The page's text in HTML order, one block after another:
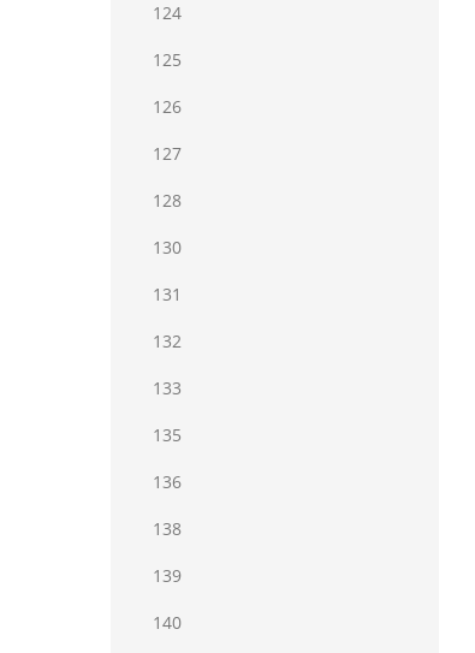
124
125
126
127
128
130
131
132
133
135
136
138
139
140